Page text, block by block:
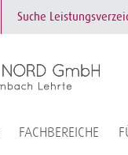
FACHBEREICHE